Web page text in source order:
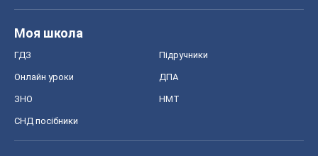
Моя школа
ГДЗ Підручники
Онлайн уроки ДПА
ЗНО НМТ
СНД посібники